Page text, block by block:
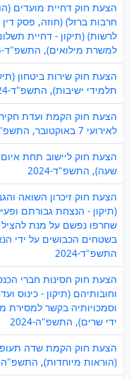
הצעת חוק דחיית מועדים
חרבות ברזל) (חוזה, פסק
לרשות) (תיקון - דחיית
למשרת מילואים), התשפ"ד-2024
הצעת חוק שירות ביטחון
תלמידי ישיבות), התשפ"ד-2024
הצעת חוק הקמת ועדת
לאירועי 7 באוקטובר, התשפ"ד-2024
הצעת חוק ליישוב תחת
שעה), התשפ"ד-2024
הצעת חוק זיכרון השואה
(תיקון - הנצחת גבורתם
שחרפו נפשם על מנת
בשטחים הכבושים על ידי
התשפ"ד-2024
הצעת חוק חסינות חברי
וחובותיהם (תיקון - כינוס
וסמכויותיה בקשר למסירת
ידי שרים), התשפ"ה-2024
הצעת חוק הקמת שדה
(הוראות מיוחדות),